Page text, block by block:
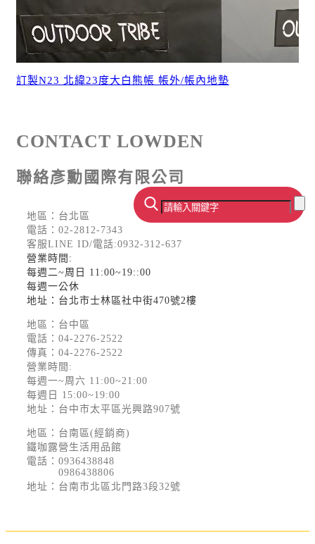
訂製N23 北緯23度大白熊帳 帳外/帳內地墊
CONTACT LOWDEN
聯絡彥勳國際有限公司
地區：台北區
電話： 02-2812-7343
客服LINE ID/電話:0932-312-637
營業時間:
每週二~周日 11:00~19::00
每週一公休
地址：台北市士林區社中街470號2樓
地區：台中區
電話： 04-2276-2522
傳真：04-2276-2522
營業時間:
每週一~周六 11:00~21:00
每週日 15:00~19:00
地址：台中市太平區光興路907號
地區：台南區(經銷商)
鐵咖露營生活用品館
電話： 0936438848
0986438806
地址：台南市北區北門路3段32號